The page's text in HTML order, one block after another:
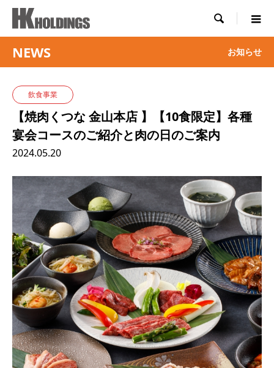

NEWS お知らせ
飲食事業
【焼肉くつな 金山本店 】【10食限定】各種
宴会コースのご紹介と肉の日のご案内
2024.05.20